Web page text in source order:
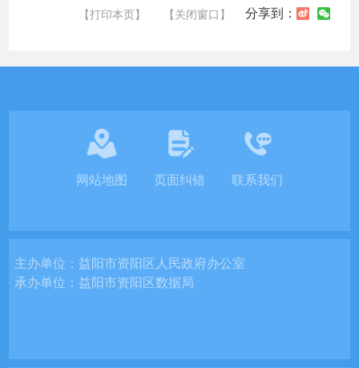
【打印本页】 【关闭窗口】 分享到：
网站地图 页面纠错 联系我们
主办单位：益阳市资阳区人民政府办公室
承办单位：益阳市资阳区数据局